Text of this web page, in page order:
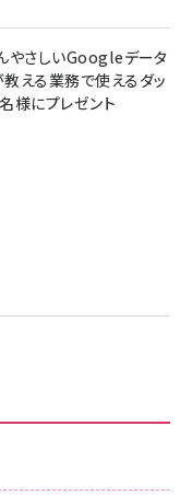
やさしいGoogleデータ
える業務で使えるダッ
様にプレゼント